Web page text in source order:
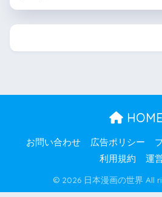
HOME
お問い合わせ 広告ポリシー
利用規約
運
© 2026 日本漫画の世界 All